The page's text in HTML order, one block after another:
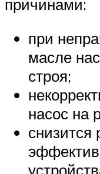
причинами:
при
масле
строя;
насос на
снизится